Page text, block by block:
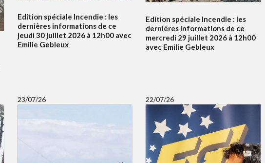
Edition spéciale Incendie : les
dernières informations de ce
jeudi 30 juillet 2026 à 12h00 avec
Emilie Gebleux
Edition spéciale Incendie : les
dernières informations de ce
mercredi 29 juillet 2026 à 12h00
avec Emilie Gebleux
23/07/26 22/07/26